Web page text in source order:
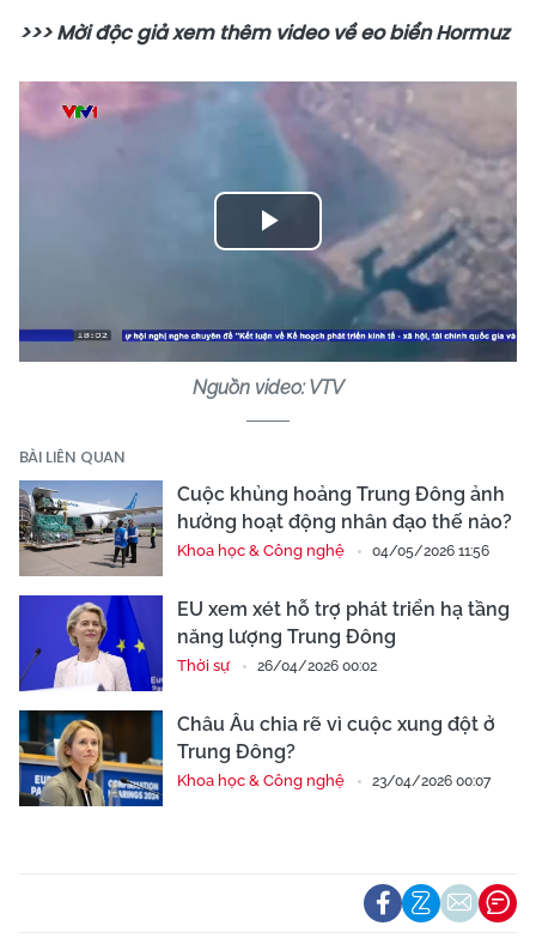
>>> Mời độc giả xem thêm video về eo biển Hormuz
Play
Video
Nguồn video: VTV
BÀI LIÊN QUAN
Cuộc khủng hoảng Trung Đông ảnh
hưởng hoạt động nhân đạo thế nào?
Khoa học & Công nghệ 04/05/2026 11:56
EU xem xét hỗ trợ phát triển hạ tầng
năng lượng Trung Đông
Thời sự 26/04/2026 00:02
Châu Âu chia rẽ vì cuộc xung đột ở
Trung Đông?
Khoa học & Công nghệ 23/04/2026 00:07